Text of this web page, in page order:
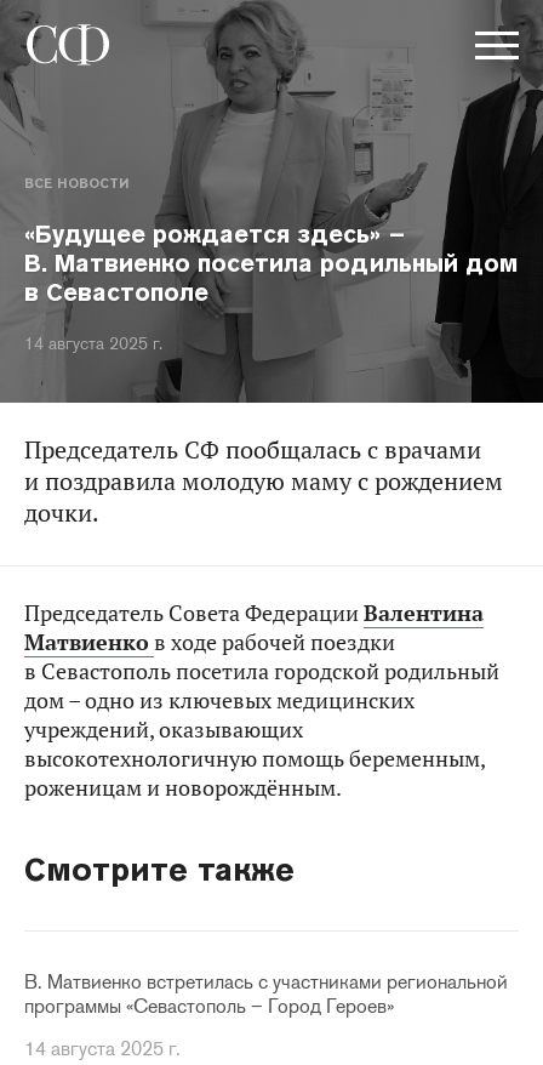
ВСЕ НОВОСТИ
«Будущее рождается здесь» –
В. Матвиенко посетила родильный дом
в Севастополе
14 августа 2025 г.
Председатель СФ пообщалась с врачами
и поздравила молодую маму с рождением
дочки.
Председатель Совета ФедерацииВалентина
Матвиенков ходе рабочей поездки
в Севастополь посетила городской родильный
дом – одно из ключевых медицинских
учреждений, оказывающих
высокотехнологичную помощь беременным,
роженицам и новорождённым.
Смотрите также
В. Матвиенко встретилась с участниками региональной
программы «Севастополь – Город Героев»
14 августа 2025 г.